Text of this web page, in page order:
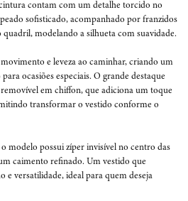
contam com um detalhe torcido no
sofisticado, acompanhado por franzidos
modelando a silhueta com suavidade.
e leveza ao caminhar, criando um
ocasiões especiais. O grande destaque
em chiffon, que adiciona um toque
transformar o vestido conforme o
modelo possui zíper invisível no centro das
caimento refinado. Um vestido que
e versatilidade, ideal para quem deseja